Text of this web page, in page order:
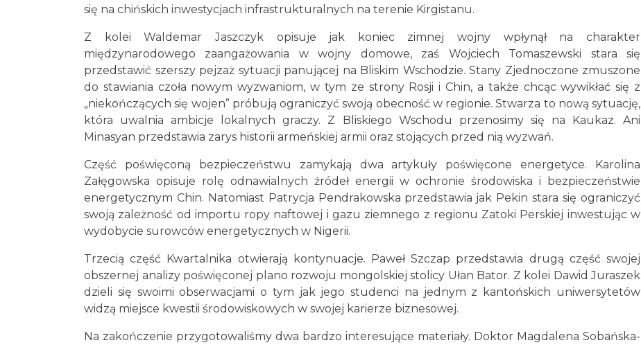
się na chińskich inwestycjach infrastrukturalnych na terenie Kirgistanu.
Z kolei Waldemar Jaszczyk opisuje jak koniec zimnej wojny wpłynął na charakter
międzynarodowego zaangażowania w wojny domowe, zaś Wojciech Tomaszewski stara się
przedstawić szerszy pejzaż sytuacji panującej na Bliskim Wschodzie. Stany Zjednoczone zmuszone
do stawiania czoła nowym wyzwaniom, w tym ze strony Rosji i Chin, a także chcąc wywikłać się z
„niekończących się wojen” próbują ograniczyć swoją obecność w regionie. Stwarza to nową sytuację,
która uwalnia ambicje lokalnych graczy. Z Bliskiego Wschodu przenosimy się na Kaukaz. Ani
Minasyan przedstawia zarys historii armeńskiej armii oraz stojących przed nią wyzwań.
Część poświęconą bezpieczeństwu zamykają dwa artykuły poświęcone energetyce. Karolina
Załęgowska opisuje rolę odnawialnych źródeł energii w ochronie środowiska i bezpieczeństwie
energetycznym Chin. Natomiast Patrycja Pendrakowska przedstawia jak Pekin stara się ograniczyć
swoją zależność od importu ropy naftowej i gazu ziemnego z regionu Zatoki Perskiej inwestując w
wydobycie surowców energetycznych w Nigerii.
Trzecią część Kwartalnika otwierają kontynuacje. Paweł Szczap przedstawia drugą część swojej
obszernej analizy poświęconej plano rozwoju mongolskiej stolicy Ułan Bator. Z kolei Dawid Juraszek
dzieli się swoimi obserwacjami o tym jak jego studenci na jednym z kantońskich uniwersytetów
widzą miejsce kwestii środowiskowych w swojej karierze biznesowej.
Na zakończenie przygotowaliśmy dwa bardzo interesujące materiały. Doktor Magdalena Sobańska-